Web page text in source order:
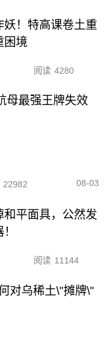
妖！特高课卷土重
困境
阅读 4280
母最强王牌失效
22982 08-03
和平面具，公然发
阅读 11144
对乌稀土\"摊牌\"